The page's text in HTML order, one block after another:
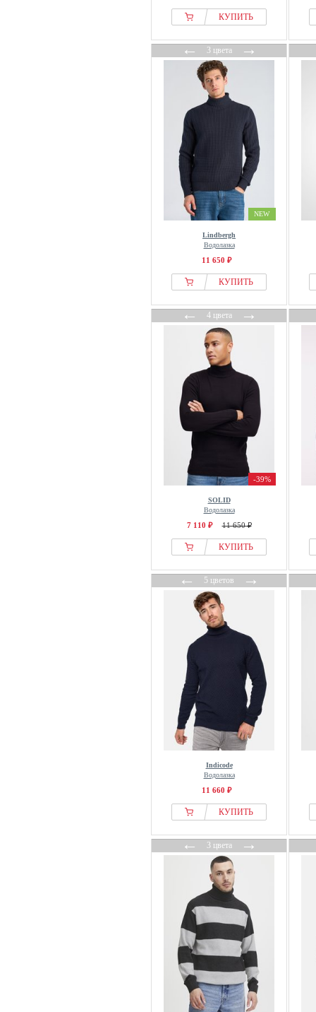
КУПИТЬ
←3 цвета→
NEW
Lindbergh
Водолазка
11 650 ₽
КУПИТЬ
←4 цвета→
-39%
SOLID
Водолазка
7 110 ₽ 11 650 ₽
КУПИТЬ
←5 цветов→
Indicode
Водолазка
11 660 ₽
КУПИТЬ
←3 цвета→